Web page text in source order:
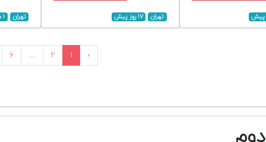
تهران ۱۷ روز پیش تهران ۱ ماه پیش
‹ ۱ ۲ ... ۶